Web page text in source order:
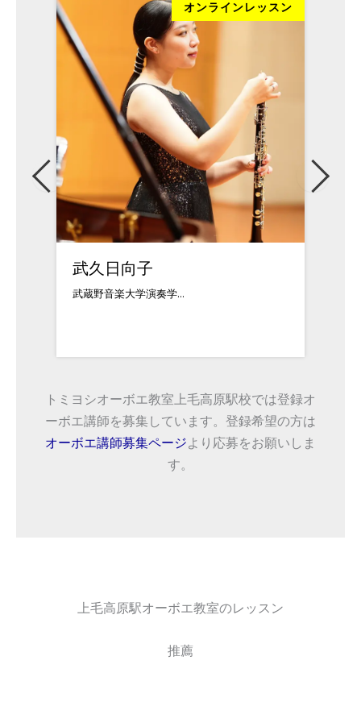
オンラインレッスン
武久日向子
武蔵野音楽大学演奏学...
トミヨシオーボエ教室上毛高原駅校では登録オ
ーボエ講師を募集しています。登録希望の方は
オーボエ講師募集ページより応募をお願いしま
す。
上毛高原駅オーボエ教室のレッスン
推薦